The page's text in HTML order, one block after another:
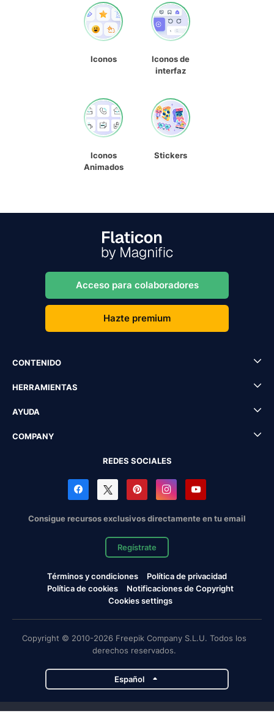
Iconos
Iconos de
interfaz
Iconos
Animados
Stickers
Acceso para colaboradores
Hazte premium
CONTENIDO
HERRAMIENTAS
AYUDA
COMPANY
REDES SOCIALES
Consigue recursos exclusivos directamente en tu email
Regístrate
Términos y condiciones
Política de privacidad
Política de cookies
Notificaciones de Copyright
Cookies settings
Copyright © 2010-2026 Freepik Company S.L.U. Todos los
derechos reservados.
Español